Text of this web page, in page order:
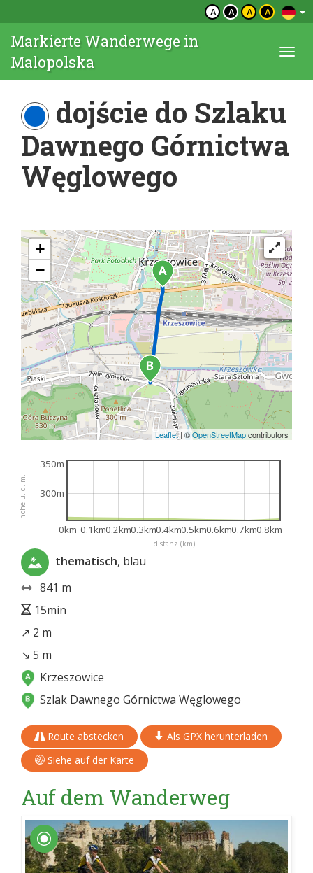
A A A A
Markierte Wanderwege in
Malopolska
dojście do Szlaku
Dawnego Górnictwa
Węglowego
+
−
Leaflet | ©OpenStreetMapcontributors
distanz (km)
höhe ü. d. m.
0km 0.1km0.2km0.3km0.4km0.5km0.6km0.7km0.8km
300m
350m
thematisch, blau
841 m
15min
↗ 2 m
↘ 5 m
Krzeszowice
Szlak Dawnego Górnictwa Węglowego
Route abstecken
Als GPX herunterladen
Siehe auf der Karte
Auf dem Wanderweg